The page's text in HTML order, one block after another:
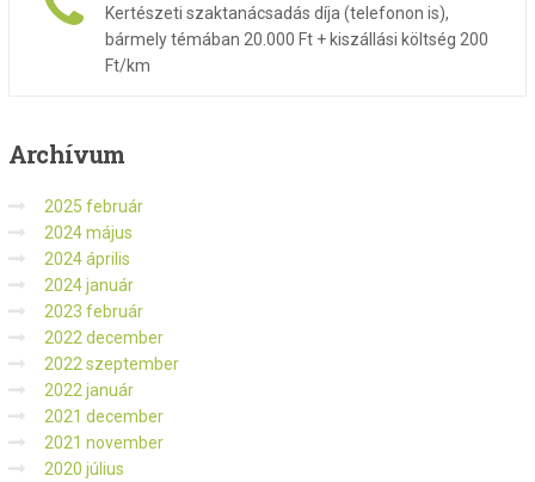
Kertészeti szaktanácsadás díja (telefonon is),
bármely témában 20.000 Ft + kiszállási költség 200
Ft/km
Archívum
2025 február
2024 május
2024 április
2024 január
2023 február
2022 december
2022 szeptember
2022 január
2021 december
2021 november
2020 július